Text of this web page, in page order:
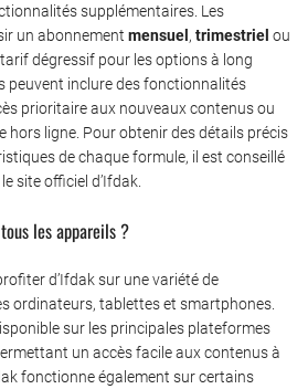
supplémentaires. Les
un abonnement mensuel , trimestriel ou
dégressif pour les options à long
peuvent inclure des fonctionnalités
prioritaire aux nouveaux contenus ou
hors ligne. Pour obtenir des détails précis
de chaque formule, il est conseillé
site officiel d’Ifdak.
les appareils ?
d’Ifdak sur une variété de
ordinateurs, tablettes et smartphones.
sur les principales plateformes
un accès facile aux contenus à
fonctionne également sur certains